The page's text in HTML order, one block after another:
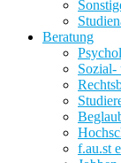
Beratung
Sozial-
f.au.st